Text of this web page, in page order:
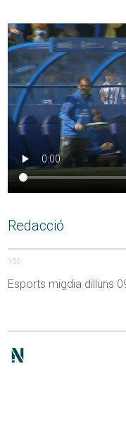
Redacció
130
Esports migdia dilluns